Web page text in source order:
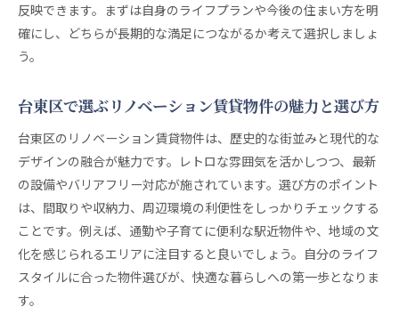
反映できます。まずは自身のライフプランや今後の住まい方を明
確にし、どちらが長期的な満足につながるか考えて選択しましょ
う。
台東区で選ぶリノベーション賃貸物件の魅力と選び方
台東区のリノベーション賃貸物件は、歴史的な街並みと現代的な
デザインの融合が魅力です。レトロな雰囲気を活かしつつ、最新
の設備やバリアフリー対応が施されています。選び方のポイント
は、間取りや収納力、周辺環境の利便性をしっかりチェックする
ことです。例えば、通勤や子育てに便利な駅近物件や、地域の文
化を感じられるエリアに注目すると良いでしょう。自分のライフ
スタイルに合った物件選びが、快適な暮らしへの第一歩となりま
す。